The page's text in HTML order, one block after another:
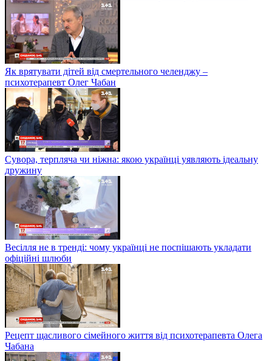
Як врятувати дітей від смертельного челенджу –
психотерапевт Олег Чабан
Сувора, терпляча чи ніжна: якою українці уявляють ідеальну
дружину
Весілля не в тренді: чому українці не поспішають укладати
офіційні шлюби
Рецепт щасливого сімейного життя від психотерапевта Олега
Чабана